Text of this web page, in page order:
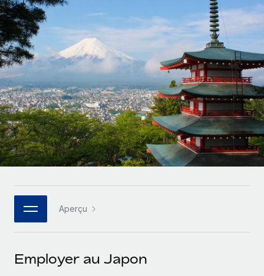
Gestion des freelances
Intégrez et gérez vos freelances partout dans le monde
PEO
Sous-traitez les opérations complexes liées à l’emploi
INFRASTRUCTURE
Intégration Remote
Intégrez vos RH aux flux de travail en toute simplicité
Plateforme
Connecter
Nouveau
Connectez n'importe quel outil d’IA à Remote grâce à
notre MCP
Intégrations
Comparer Remote
Examinez notre service par rapport aux autres
CROISSANCE
Start-ups
Des solutions agiles et internationales pour les RH et la
paie des entreprises en pleine croissance
Entreprises intermédiaires
Développez vos équipes avec des solutions RH sur
mesure
Entreprise
Les RH à l’international pour les grandes entreprises
Partenaires stratégiques de la tech
pays
Calculateur de paiement des freelances
Découvrez les devises disponibles et les vitesses de
paiement pour vos freelances internationaux
APPRENDRE AVEC REMOTE
Recherche et guides
Études de cas
Checklists et modèles
Descriptions de postes
Événements
Nederlands
Français
Deutsch
Español
Italiano
Português (Portugal)
日本語
한국어
Connexion
Aperçu
Employer au Japon